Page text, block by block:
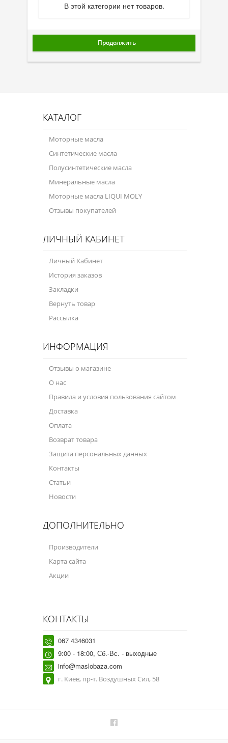
Присадки в масло
Присадки в системы охлаждения
Трансмиссионные масла
Оборудование
Клеи и герметики
Профи-серия
Уход за кондиционером
Велосипедная программа
Масла для лодочных моторов
Садовая программа
Промышленная программа
Зимняя программа
В этой категории нет товаров.
Продолжить
КАТАЛОГ
Моторные масла
Синтетические масла
Полусинтетические масла
Минеральные масла
Моторные масла LIQUI MOLY
Отзывы покупателей
ЛИЧНЫЙ КАБИНЕТ
Личный Кабинет
История заказов
Закладки
Вернуть товар
Рассылка
ИНФОРМАЦИЯ
Отзывы о магазине
О нас
Правила и условия пользования сайтом
Доставка
Оплата
Возврат товара
Защита персональных данных
Контакты
Статьи
Новости
ДОПОЛНИТЕЛЬНО
Производители
Карта сайта
Акции
КОНТАКТЫ
067 4346031
9:00 - 18:00, Сб.-Вс. - выходные
info@maslobaza.com
г. Киев, пр-т. Воздушных Сил, 58